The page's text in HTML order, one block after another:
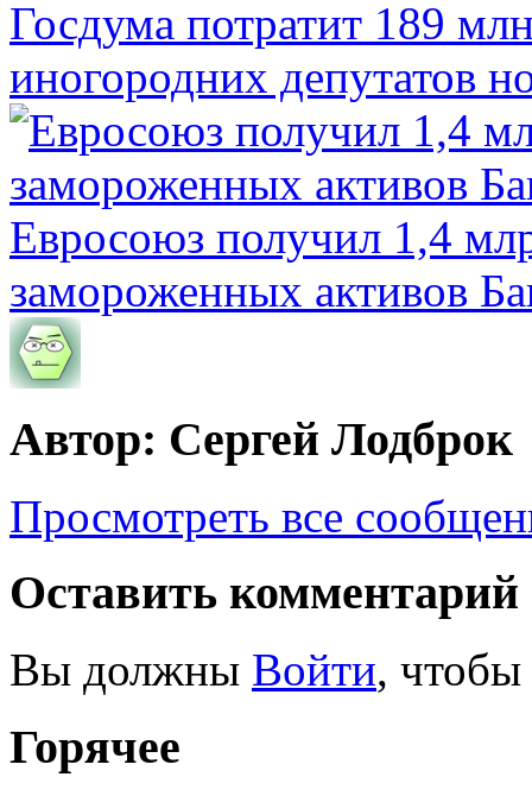
Госдума потратит 189
иногородних депутатов
Евросоюз получил 1,4
замороженных активов
Автор: Сергей Лодброк
Просмотреть все
Оставить комментарий
Вы должны Войти, чтобы
Горячее